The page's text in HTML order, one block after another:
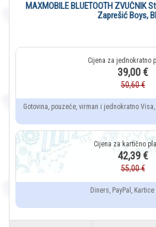
MAXMOBILE BLUETOOTH ZVUČNIK
Zaprešić Boys,
39,00 €
50,60 €
Gotovina, pouzeće, virman i jednokratno
42,39 €
55,00 €
Diners, PayPal,